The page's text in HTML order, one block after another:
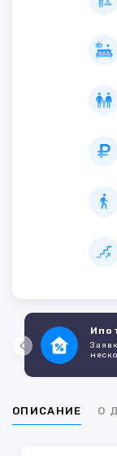
ОПИСАНИЕ О